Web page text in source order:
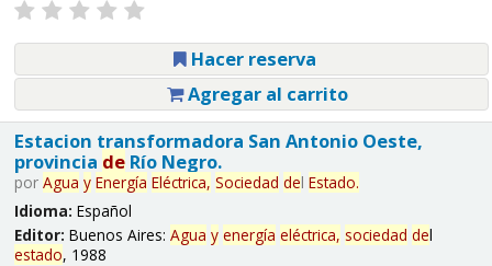
Hacer reserva
Agregar al carrito
Estacion transformadora San Antonio Oeste,
provincia deRío Negro.
por Agua y Energía Eléctrica, Sociedad del Estado.
Idioma: Español
Editor: Buenos Aires: Agua y energía eléctrica, sociedad del
estado, 1988